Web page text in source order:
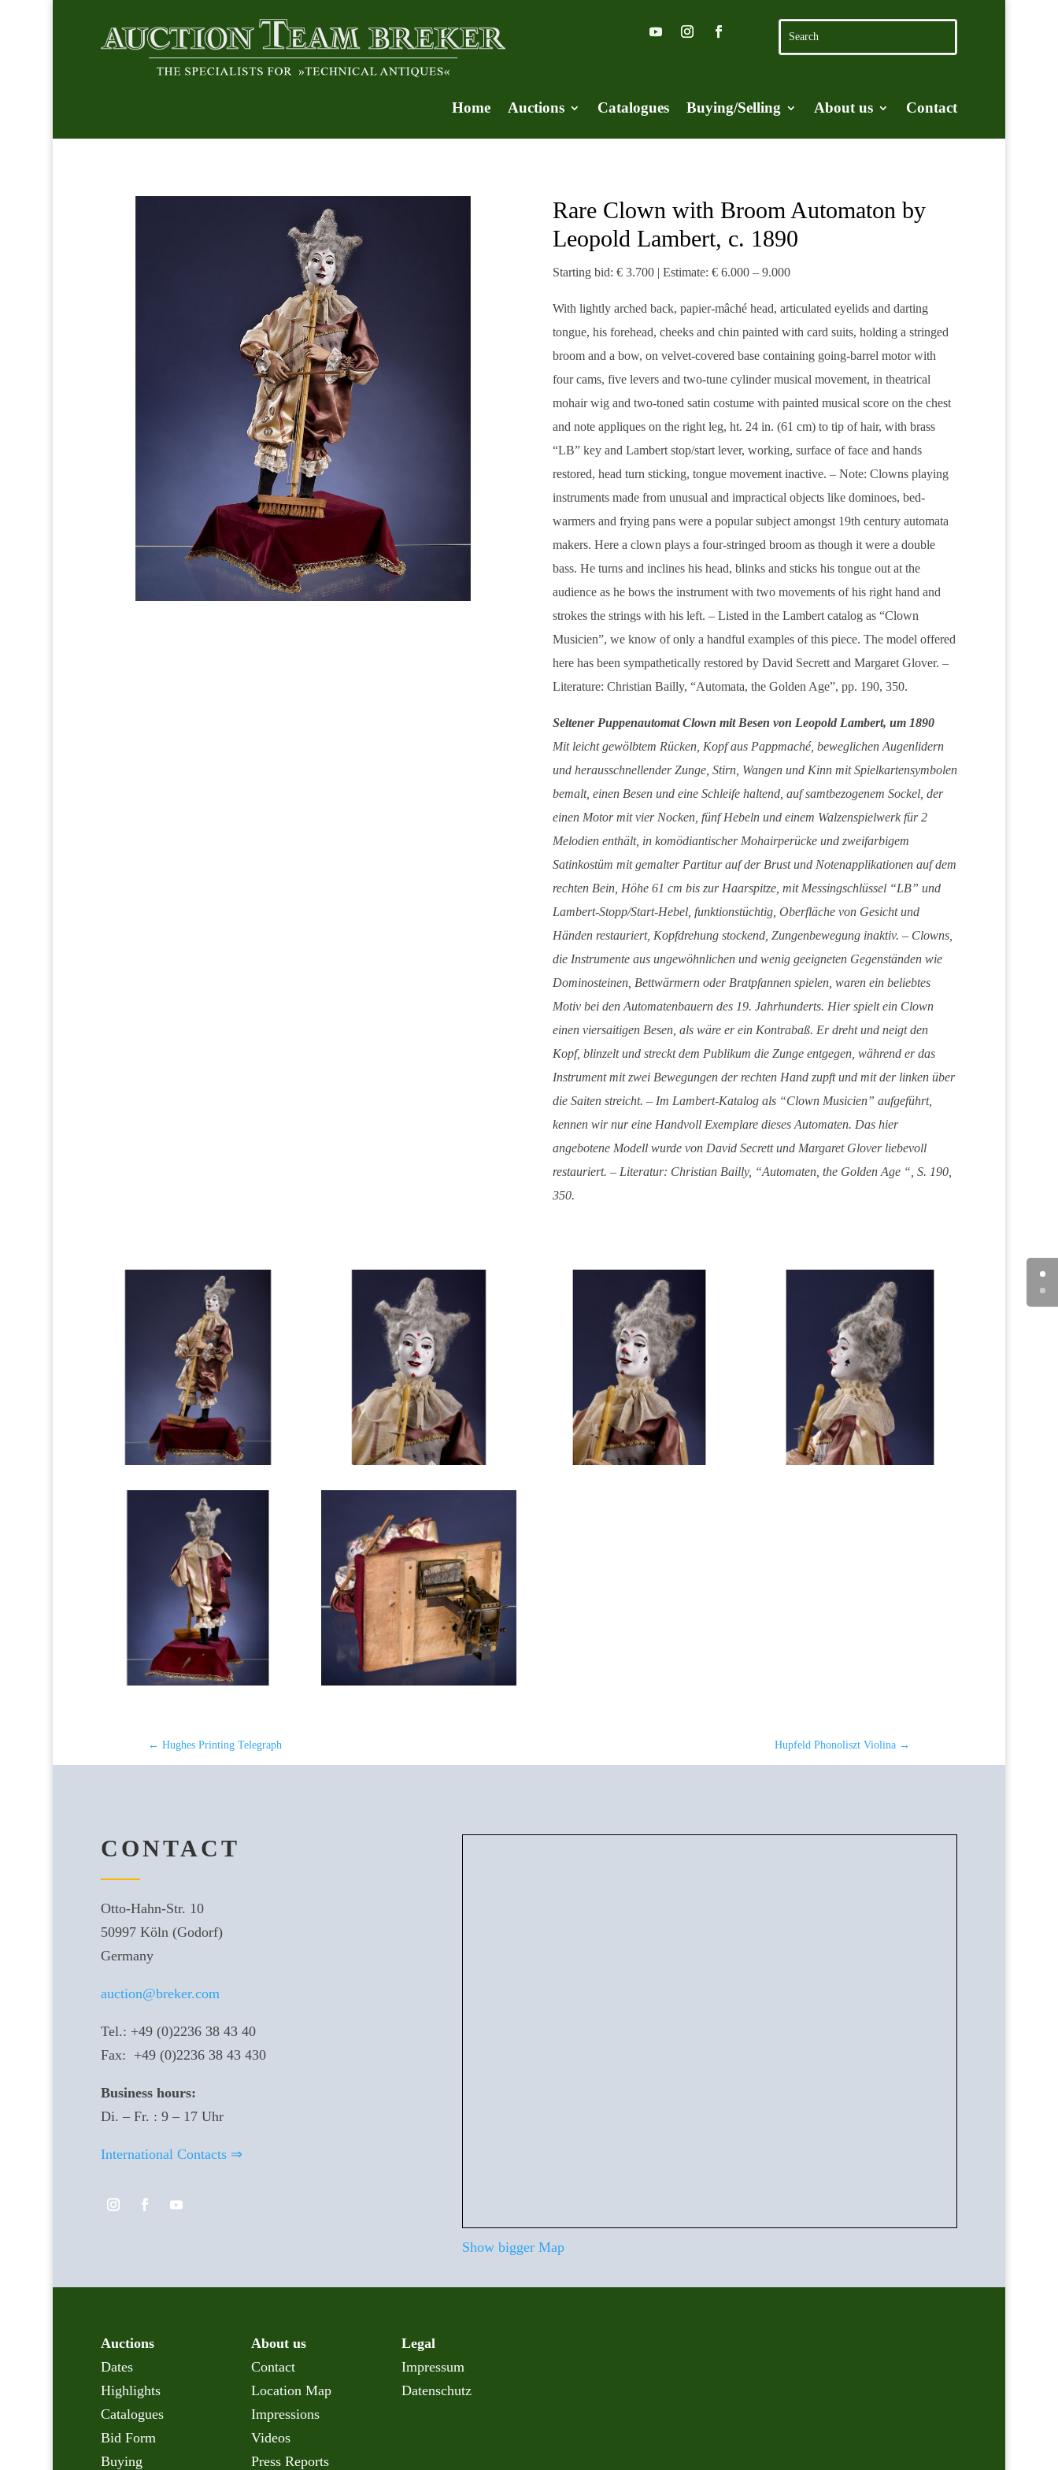
Home Auctions Catalogues Buying/Selling About us Contact
Rare Clown with Broom Automaton by
Leopold Lambert, c. 1890
Starting bid: € 3.700 | Estimate: € 6.000 – 9.000
With lightly arched back, papier-mâché head, articulated eyelids and darting
tongue, his forehead, cheeks and chin painted with card suits, holding a stringed
broom and a bow, on velvet-covered base containing going-barrel motor with
four cams, five levers and two-tune cylinder musical movement, in theatrical
mohair wig and two-toned satin costume with painted musical score on the chest
and note appliques on the right leg, ht. 24 in. (61 cm) to tip of hair, with brass
“LB” key and Lambert stop/start lever, working, surface of face and hands
restored, head turn sticking, tongue movement inactive. – Note: Clowns playing
instruments made from unusual and impractical objects like dominoes, bed-
warmers and frying pans were a popular subject amongst 19th century automata
makers. Here a clown plays a four-stringed broom as though it were a double
bass. He turns and inclines his head, blinks and sticks his tongue out at the
audience as he bows the instrument with two movements of his right hand and
strokes the strings with his left. – Listed in the Lambert catalog as “Clown
Musicien”, we know of only a handful examples of this piece. The model offered
here has been sympathetically restored by David Secrett and Margaret Glover. –
Literature: Christian Bailly, “Automata, the Golden Age”, pp. 190, 350.
Seltener Puppenautomat Clown mit Besen von Leopold Lambert, um 1890
Mit leicht gewölbtem Rücken, Kopf aus Pappmaché, beweglichen Augenlidern
und herausschnellender Zunge, Stirn, Wangen und Kinn mit Spielkartensymbolen
bemalt, einen Besen und eine Schleife haltend, auf samtbezogenem Sockel, der
einen Motor mit vier Nocken, fünf Hebeln und einem Walzenspielwerk für 2
Melodien enthält, in komödiantischer Mohairperücke und zweifarbigem
Satinkostüm mit gemalter Partitur auf der Brust und Notenapplikationen auf dem
rechten Bein, Höhe 61 cm bis zur Haarspitze, mit Messingschlüssel “LB” und
Lambert-Stopp/Start-Hebel, funktionstüchtig, Oberfläche von Gesicht und
Händen restauriert, Kopfdrehung stockend, Zungenbewegung inaktiv. – Clowns,
die Instrumente aus ungewöhnlichen und wenig geeigneten Gegenständen wie
Dominosteinen, Bettwärmern oder Bratpfannen spielen, waren ein beliebtes
Motiv bei den Automatenbauern des 19. Jahrhunderts. Hier spielt ein Clown
einen viersaitigen Besen, als wäre er ein Kontrabaß. Er dreht und neigt den
Kopf, blinzelt und streckt dem Publikum die Zunge entgegen, während er das
Instrument mit zwei Bewegungen der rechten Hand zupft und mit der linken über
die Saiten streicht. – Im Lambert-Katalog als “Clown Musicien” aufgeführt,
kennen wir nur eine Handvoll Exemplare dieses Automaten. Das hier
angebotene Modell wurde von David Secrett und Margaret Glover liebevoll
restauriert. – Literatur: Christian Bailly, “Automaten, the Golden Age “, S. 190,
350.
← Hughes Printing Telegraph Hupfeld Phonoliszt Violina →
CONTACT
Otto-Hahn-Str. 10
50997 Köln (Godorf)
Germany
auction@breker.com
Tel.: +49 (0)2236 38 43 40
Fax: +49 (0)2236 38 43 430
Business hours:
Di. – Fr. : 9 – 17 Uhr
International Contacts ⇒
Show bigger Map
Auctions
Dates
Highlights
Catalogues
Bid Form
Buying
About us
Contact
Location Map
Impressions
Videos
Press Reports
Legal
Impressum
Datenschutz